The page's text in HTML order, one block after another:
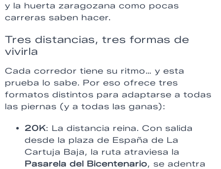
y la huerta zaragozana como pocas
carreras saben hacer.
Tres distancias, tres formas de
vivirla
Cada corredor tiene su ritmo… y esta
prueba lo sabe. Por eso ofrece tres
formatos distintos para adaptarse a todas
las piernas (y a todas las ganas):
20K: La distancia reina. Con salida
desde la plaza de España de La
Cartuja Baja, la ruta atraviesa la
Pasarela del Bicentenario, se adentra